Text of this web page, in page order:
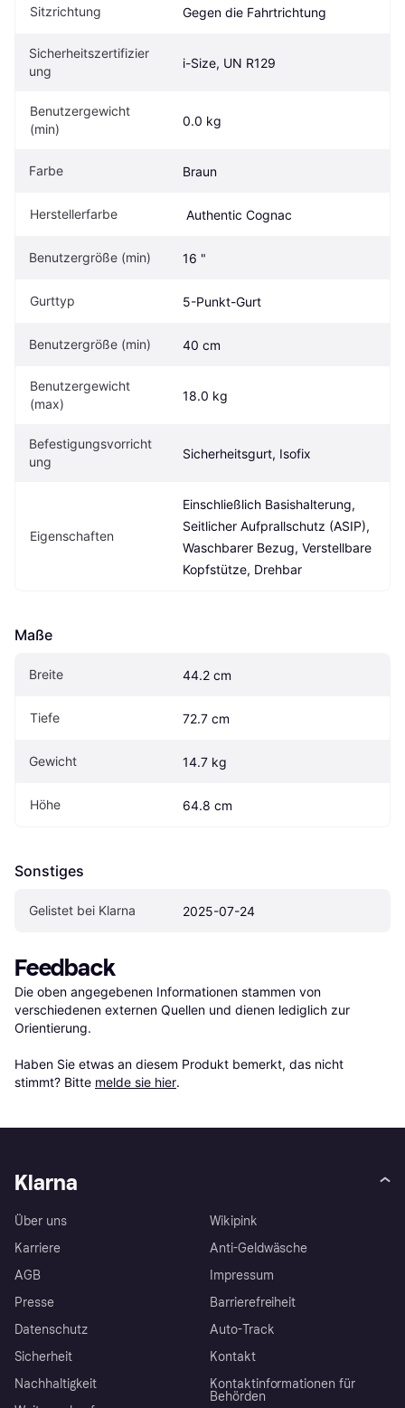
Sitzrichtung Gegen die Fahrtrichtung
Sicherheitszertifizier
ung
i-Size, UN R129
Benutzergewicht
(min)
0.0 kg
Farbe Braun
Herstellerfarbe Authentic Cognac
Benutzergröße (min) 16 "
Gurttyp 5-Punkt-Gurt
Benutzergröße (min) 40 cm
Benutzergewicht
(max)
18.0 kg
Befestigungsvorricht
ung
Sicherheitsgurt, Isofix
Eigen­schaften
Einschließlich Basishalterung,
Seitlicher Aufprallschutz (ASIP),
Waschbarer Bezug, Verstellbare
Kopfstütze, Drehbar
Maße
Breite 44.2 cm
Tiefe 72.7 cm
Gewicht 14.7 kg
Höhe 64.8 cm
Sonstiges
Gelistet bei Klarna 2025-07-24
Feedback
Die oben angegebenen Informationen stammen von
verschiedenen externen Quellen und dienen lediglich zur
Orientierung.
Haben Sie etwas an diesem Produkt bemerkt, das nicht
stimmt? Bitte melde sie hier.
Klarna
Über uns
Karriere
AGB
Presse
Datenschutz
Sicherheit
Nachhaltigkeit
Wikipink
Anti-Geldwäsche
Impressum
Barrierefreiheit
Auto-Track
Kontakt
Kontaktinformationen für
Behörden